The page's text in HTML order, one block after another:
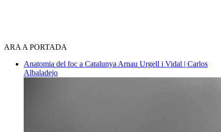
ARA A PORTADA
Anatomia del foc a CatalunyaArnau Urgell i Vidal | Carlos
Albaladejo